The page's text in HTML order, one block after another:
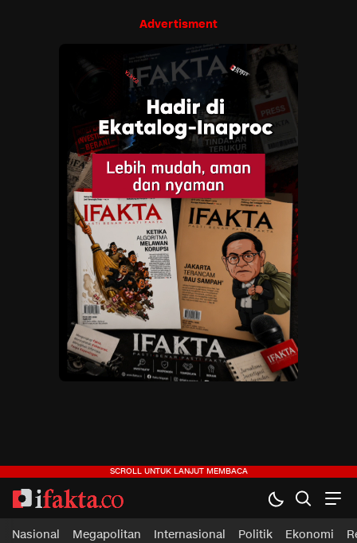
Advertisment
ifakta.co
#pastibenar
Nasional Megapolitan Internasional Politik Ekonomi